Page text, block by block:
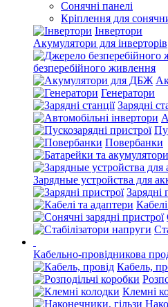
Сонячні панелі
Кріплення для
Інвертори
Акумулятори для інверторів
безперебійного живлення
Генератори
Зарядні
Повербанки
Зарядные устройства для
Зарядні
Кабельно-провідникова
Кабель,
Клемні